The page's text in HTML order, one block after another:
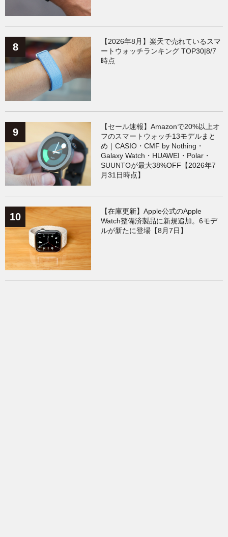
【2026年8月】楽天で売れているスマ
ートウォッチランキング TOP30|8/7
時点
【セール速報】Amazonで20%以上オ
フのスマートウォッチ13モデルまと
め｜CASIO・CMF by Nothing・
Galaxy Watch・HUAWEI・Polar・
SUUNTOが最大38%OFF【2026年7
月31日時点】
【在庫更新】Apple公式のApple
Watch整備済製品に新規追加。6モデ
ルが新たに登場【8月7日】